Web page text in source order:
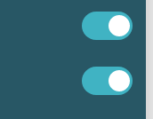
över
är i sig ett